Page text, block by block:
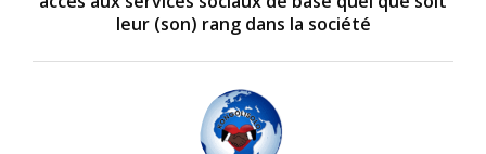
leur (son) rang dans la société